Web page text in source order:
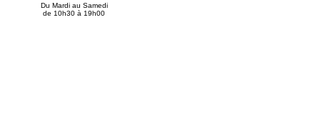
Du Mardi au Samedi
de 10h30 à 19h00